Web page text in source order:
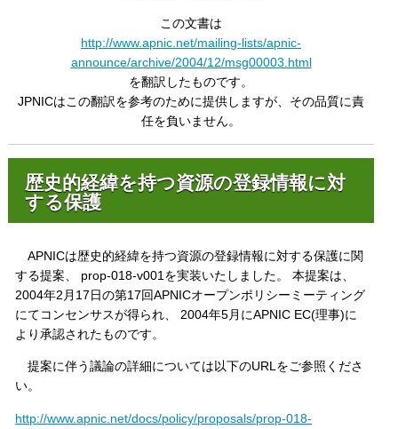
この文書は
http://www.apnic.net/mailing-lists/apnic-
announce/archive/2004/12/msg00003.html
を翻訳したものです。
JPNICはこの翻訳を参考のために提供しますが、その品質に責
任を負いません。
歴史的経緯を持つ資源の登録情報に対
する保護
APNICは歴史的経緯を持つ資源の登録情報に対する保護に関
する提案、 prop-018-v001を実装いたしました。 本提案は、
2004年2月17日の第17回APNICオープンポリシーミーティング
にてコンセンサスが得られ、 2004年5月にAPNIC EC(理事)に
より承認されたものです。
提案に伴う議論の詳細については以下のURLをご参照くださ
い。
http://www.apnic.net/docs/policy/proposals/prop-018-